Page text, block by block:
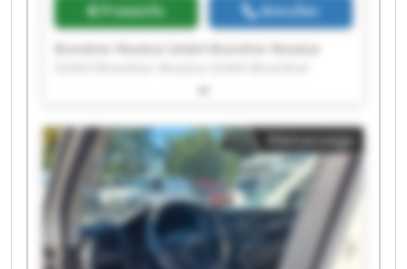
Preisinfo Anrufen
Revalue GmbH Brandner Revalue GmbH
GmbH Brandner Revalue GmbH Brandner
Revalue GmbH Brandner Revalue GmbH
Brandner Revalue GmbH Brandner Revalue
GmbH Brandner Revalue GmbH Brandner
Revalue GmbH Brandner Revalue GmbH
Brandner Revalue GmbH Brandner Revalue
GmbH Brandner Revalue GmbH Brandner
Revalue GmbH Brandner Revalue GmbH
Kleinanzeige